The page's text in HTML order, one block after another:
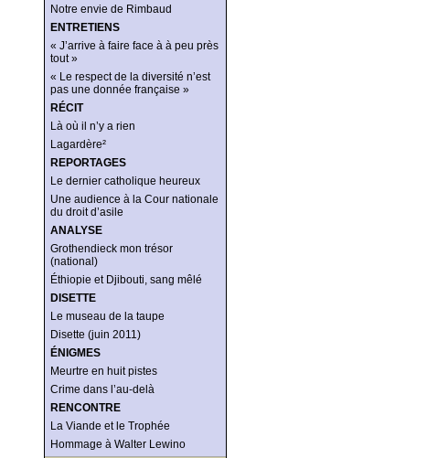
Notre envie de Rimbaud
ENTRETIENS
« J’arrive à faire face à à peu près
tout »
« Le respect de la diversité n’est
pas une donnée française »
RÉCIT
Là où il n’y a rien
Lagardère²
REPORTAGES
Le dernier catholique heureux
Une audience à la Cour nationale
du droit d’asile
ANALYSE
Grothendieck mon trésor
(national)
Éthiopie et Djibouti, sang mêlé
DISETTE
Le museau de la taupe
Disette (juin 2011)
ÉNIGMES
Meurtre en huit pistes
Crime dans l’au-delà
RENCONTRE
La Viande et le Trophée
Hommage à Walter Lewino